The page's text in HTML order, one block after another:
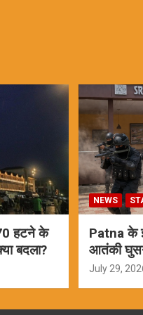
हटने के
बदला?
NEWS
Patna के
आतंकी
ऑपरेशन;
July 29,